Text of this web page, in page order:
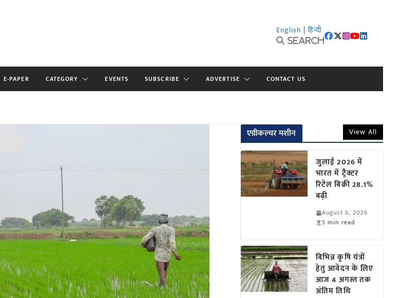
English | हिन्दी
Search
E-PAPER CATEGORY EVENTS SUBSCRIBE ADVERTISE CONTACT US
एग्रीकल्चर मशीन View All
जुलाई 2026 में
भारत में ट्रैक्टर
रिटेल बिक्री 28.1%
बढ़ी
August 6, 2026
5 min read
विभिन्न कृषि यंत्रों
हेतु आवेदन के लिए
आज 4 अगस्त तक
अंतिम तिथि